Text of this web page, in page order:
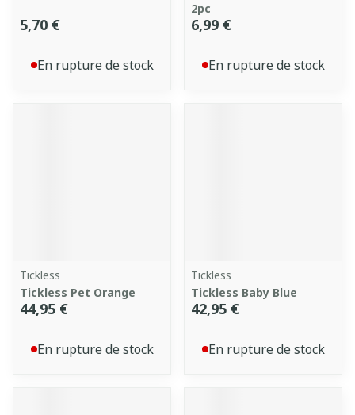
5,70 €
En rupture de stock
2pc
6,99 €
En rupture de stock
Tickless
Tickless Pet Orange
44,95 €
En rupture de stock
Tickless
Tickless Baby Blue
42,95 €
En rupture de stock